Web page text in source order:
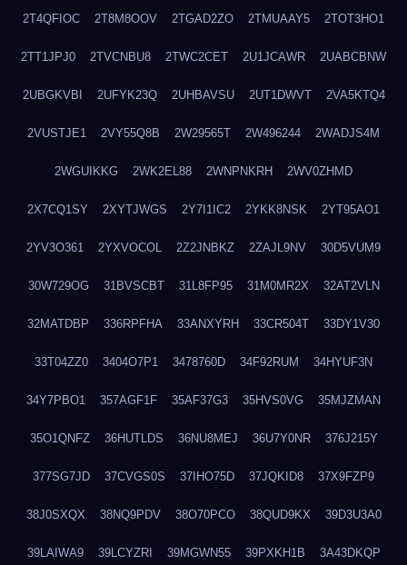
2T4QFIOC 2T8M8OOV 2TGAD2ZO 2TMUAAY5 2TOT3HO1
2TT1JPJ0 2TVCNBU8 2TWC2CET 2U1JCAWR 2UABCBNW
2UBGKVBI 2UFYK23Q 2UHBAVSU 2UT1DWVT 2VA5KTQ4
2VUSTJE1 2VY55Q8B 2W29565T 2W496244 2WADJS4M
2WGUIKKG 2WK2EL88 2WNPNKRH 2WV0ZHMD
2X7CQ1SY 2XYTJWGS 2Y7I1IC2 2YKK8NSK 2YT95AO1
2YV3O361 2YXVOCOL 2Z2JNBKZ 2ZAJL9NV 30D5VUM9
30W729OG 31BVSCBT 31L8FP95 31M0MR2X 32AT2VLN
32MATDBP 336RPFHA 33ANXYRH 33CR504T 33DY1V30
33T04ZZ0 3404O7P1 3478760D 34F92RUM 34HYUF3N
34Y7PBO1 357AGF1F 35AF37G3 35HVS0VG 35MJZMAN
35O1QNFZ 36HUTLDS 36NU8MEJ 36U7Y0NR 376J215Y
377SG7JD 37CVGS0S 37IHO75D 37JQKID8 37X9FZP9
38J0SXQX 38NQ9PDV 38O70PCO 38QUD9KX 39D3U3A0
39LAIWA9 39LCYZRI 39MGWN55 39PXKH1B 3A43DKQP